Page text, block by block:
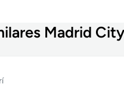
Madrid City